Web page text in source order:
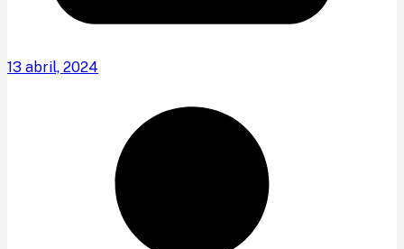
13 abril, 2024